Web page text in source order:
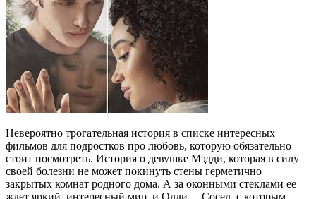
Невероятно трогательная история в списке интересных
фильмов для подростков про любовь, которую обязательно
стоит посмотреть. История о девушке Мэдди, которая в силу
своей болезни не может покинуть стены герметично
закрытых комнат родного дома. А за оконными стеклами ее
ждет яркий, интересный мир, и Олли… Сосед, с которым